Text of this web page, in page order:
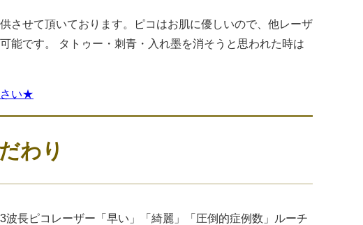
させて頂いております。ピコはお肌に優しいので、他レーザ
能です。 タトゥー・刺青・入れ墨を消そうと思われた時は
さい★
わり
長ピコレーザー「早い」「綺麗」「圧倒的症例数」ルーチ